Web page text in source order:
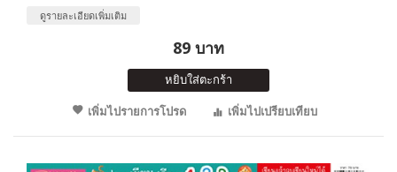
ดูรายละเอียดเพิ่มเติม
89 บาท
หยิบใส่ตะกร้า
เพิ่มไปรายการโปรด
เพิ่มไปเปรียบเทียบ